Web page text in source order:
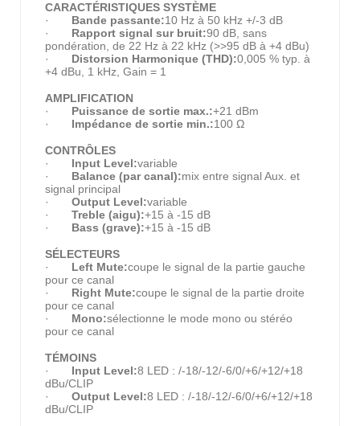
CARACTÉRISTIQUES SYSTÈME
· Bande passante:10 Hz à 50 kHz +/-3 dB
· Rapport signal sur bruit:90 dB, sans
pondération, de 22 Hz à 22 kHz (>>95 dB à +4 dBu)
· Distorsion Harmonique (THD):0,005 % typ. à
+4 dBu, 1 kHz, Gain = 1
AMPLIFICATION
· Puissance de sortie max.:+21 dBm
· Impédance de sortie min.:100 Ω
CONTRÔLES
· Input Level:variable
· Balance (par canal):mix entre signal Aux. et
signal principal
· Output Level:variable
· Treble (aigu):+15 à -15 dB
· Bass (grave):+15 à -15 dB
SÉLECTEURS
· Left Mute:coupe le signal de la partie gauche
pour ce canal
· Right Mute:coupe le signal de la partie droite
pour ce canal
· Mono:sélectionne le mode mono ou stéréo
pour ce canal
TÉMOINS
· Input Level:8 LED : /-18/-12/-6/0/+6/+12/+18
dBu/CLIP
· Output Level:8 LED : /-18/-12/-6/0/+6/+12/+18
dBu/CLIP